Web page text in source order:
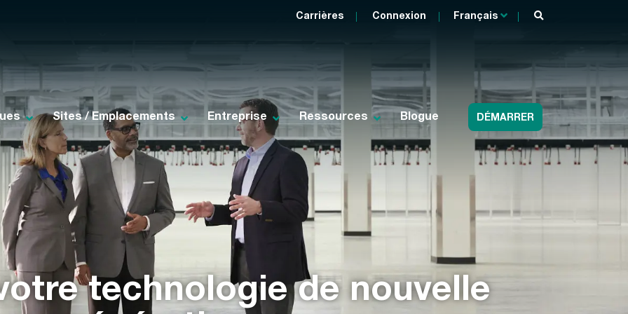
Sites / Emplacements Entreprise Ressources Blogue DÉMARRER
Carrières Connexion Français
technologie de nouvelle